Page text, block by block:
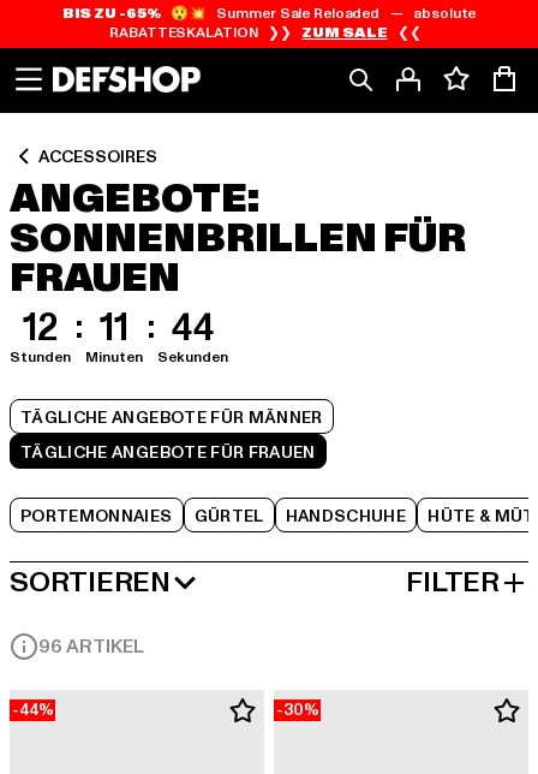
Zum
Inhalt
springen
Zum
Fußzeile
springen
BIS ZU -65%😲💥 Summer Sale Reloaded — absolute
RABATTESKALATION ❯❯ ZUM SALE ❮❮
ACCESSOIRES
ANGEBOTE:
SONNENBRILLEN FÜR
FRAUEN
12
Stunden
11
Minuten
44
Sekunden
TÄGLICHE ANGEBOTE FÜR MÄNNER
TÄGLICHE ANGEBOTE FÜR FRAUEN
PORTEMONNAIES GÜRTEL HANDSCHUHE HÜTE &
Zum
Produktraster
springen
SORTIEREN
BELIEBTESTE FILTER
96 ARTIKEL
-44% -30%